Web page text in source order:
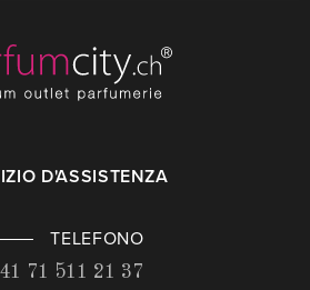
D'ASSISTENZA
TELEFONO
71 511 21 37